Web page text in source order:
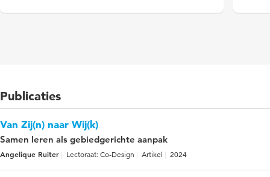
Publicaties
Van Zij(n) naar Wij(k)
Samen leren als gebiedgerichte aanpak
Angelique Ruiter Lectoraat: Co-Design Artikel 2024